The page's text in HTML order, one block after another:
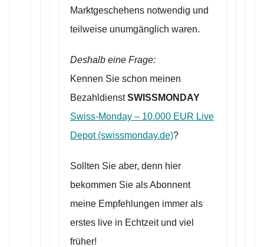
Marktgeschehens notwendig und
teilweise unumgänglich waren.
Deshalb eine Frage:
Kennen Sie schon meinen
BezahldienstSWISSMONDAY
Swiss-Monday – 10.000 EUR Live
Depot (swissmonday.de)?
Sollten Sie aber, denn hier
bekommen Sie als Abonnent
meine Empfehlungen immer als
erstes live in Echtzeit und viel
früher!